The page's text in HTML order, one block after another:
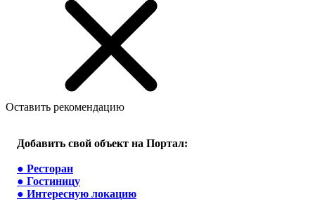
Оставить рекомендацию
Добавить свой объект на Портал:
● Ресторан
● Гостиницу
● Интересную локацию